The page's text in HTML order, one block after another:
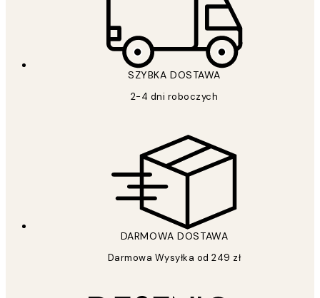
SZYBKA DOSTAWA
2-4 dni roboczych
DARMOWA DOSTAWA
Darmowa Wysyłka od 249 zł